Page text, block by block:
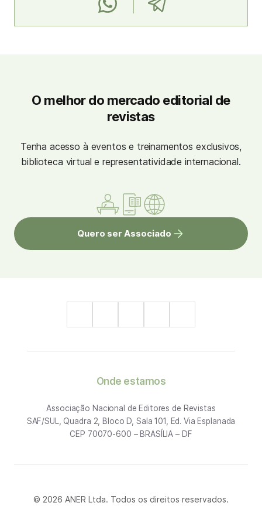
O melhor do mercado editorial de
revistas
Tenha acesso à eventos e treinamentos exclusivos,
biblioteca virtual e representatividade internacional.
Quero ser Associado
Onde estamos
Associação Nacional de Editores de Revistas
SAF/SUL, Quadra 2, Bloco D, Sala 101, Ed. Via Esplanada
CEP 70070-600 – BRASÍLIA – DF
© 2026 ANER Ltda. Todos os direitos reservados.